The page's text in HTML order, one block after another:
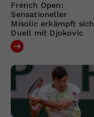
French Open:
Sensationeller
Misolic erkämpft sich
Duell mit Djokovic